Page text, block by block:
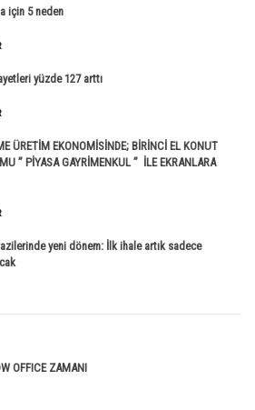
için 5 neden
yüzde 127 arttı
ÜRETİM EKONOMİSİNDE; BİRİNCİ EL KONUT
” PİYASA GAYRİMENKUL ” İLE EKRANLARA
yeni dönem: İlk ihale artık sadece
OFFICE ZAMANI